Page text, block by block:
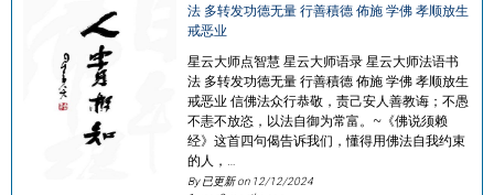
法 多转发功德无量 行善積德 佈施 学佛 孝顺放生
戒恶业
星云大师点智慧 星云大师语录 星云大师法语书
法 多转发功德无量 行善積德 佈施 学佛 孝顺放生
戒恶业 信佛法众行恭敬，责己安人善教诲；不愚
不恚不放恣，以法自御为常富。~《佛说须赖
经》这首四句偈告诉我们，懂得用佛法自我约束
的人，…
By 已更新 on 12/12/2024